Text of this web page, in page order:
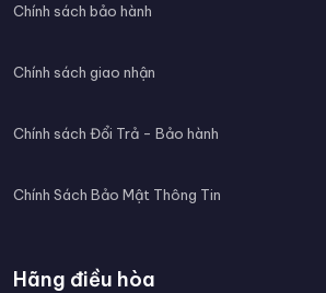
Chính sách bảo hành
Chính sách giao nhận
Chính sách Đổi Trả - Bảo hành
Chính Sách Bảo Mật Thông Tin
Hãng điều hòa